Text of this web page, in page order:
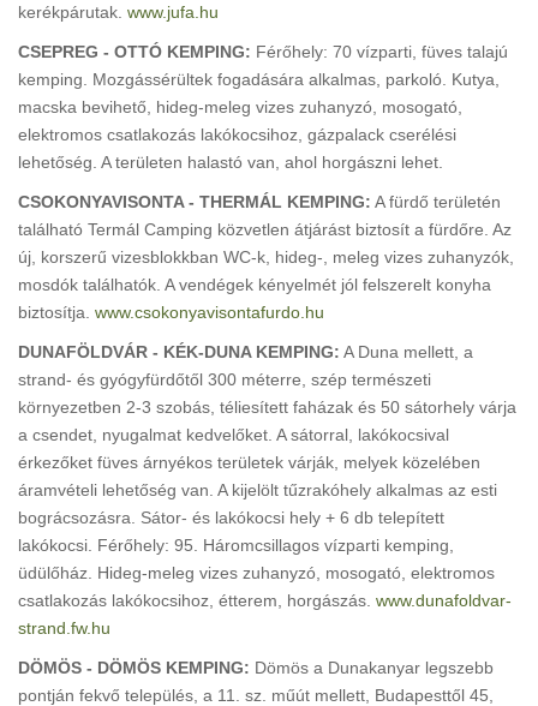
kerékpárutak. www.jufa.hu
CSEPREG - OTTÓ KEMPING: Férőhely: 70 vízparti, füves talajú
kemping. Mozgássérültek fogadására alkalmas, parkoló. Kutya,
macska bevihető, hideg-meleg vizes zuhanyzó, mosogató,
elektromos csatlakozás lakókocsihoz, gázpalack cserélési
lehetőség. A területen halastó van, ahol horgászni lehet.
CSOKONYAVISONTA - THERMÁL KEMPING: A fürdő területén
található Termál Camping közvetlen átjárást biztosít a fürdőre. Az
új, korszerű vizesblokkban WC-k, hideg-, meleg vizes zuhanyzók,
mosdók találhatók. A vendégek kényelmét jól felszerelt konyha
biztosítja. www.csokonyavisontafurdo.hu
DUNAFÖLDVÁR - KÉK-DUNA KEMPING: A Duna mellett, a
strand- és gyógyfürdőtől 300 méterre, szép természeti
környezetben 2-3 szobás, téliesített faházak és 50 sátorhely várja
a csendet, nyugalmat kedvelőket. A sátorral, lakókocsival
érkezőket füves árnyékos területek várják, melyek közelében
áramvételi lehetőség van. A kijelölt tűzrakóhely alkalmas az esti
bográcsozásra. Sátor- és lakókocsi hely + 6 db telepített
lakókocsi. Férőhely: 95. Háromcsillagos vízparti kemping,
üdülőház. Hideg-meleg vizes zuhanyzó, mosogató, elektromos
csatlakozás lakókocsihoz, étterem, horgászás. www.dunafoldvar-
strand.fw.hu
DÖMÖS - DÖMÖS KEMPING: Dömös a Dunakanyar legszebb
pontján fekvő település, a 11. sz. műút mellett, Budapesttől 45,